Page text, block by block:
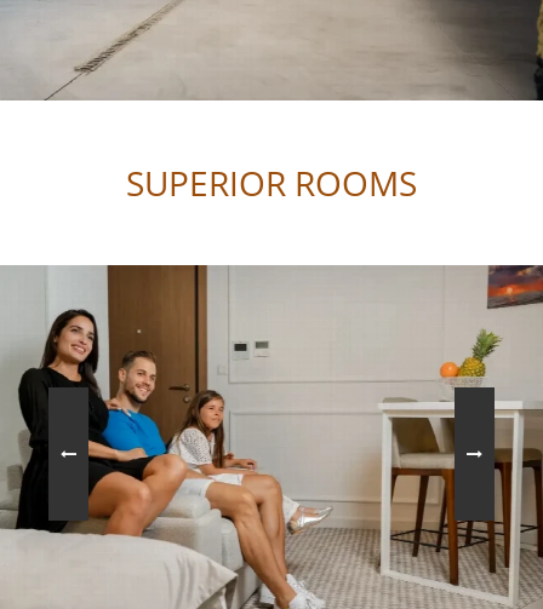
SUPERIOR ROOMS